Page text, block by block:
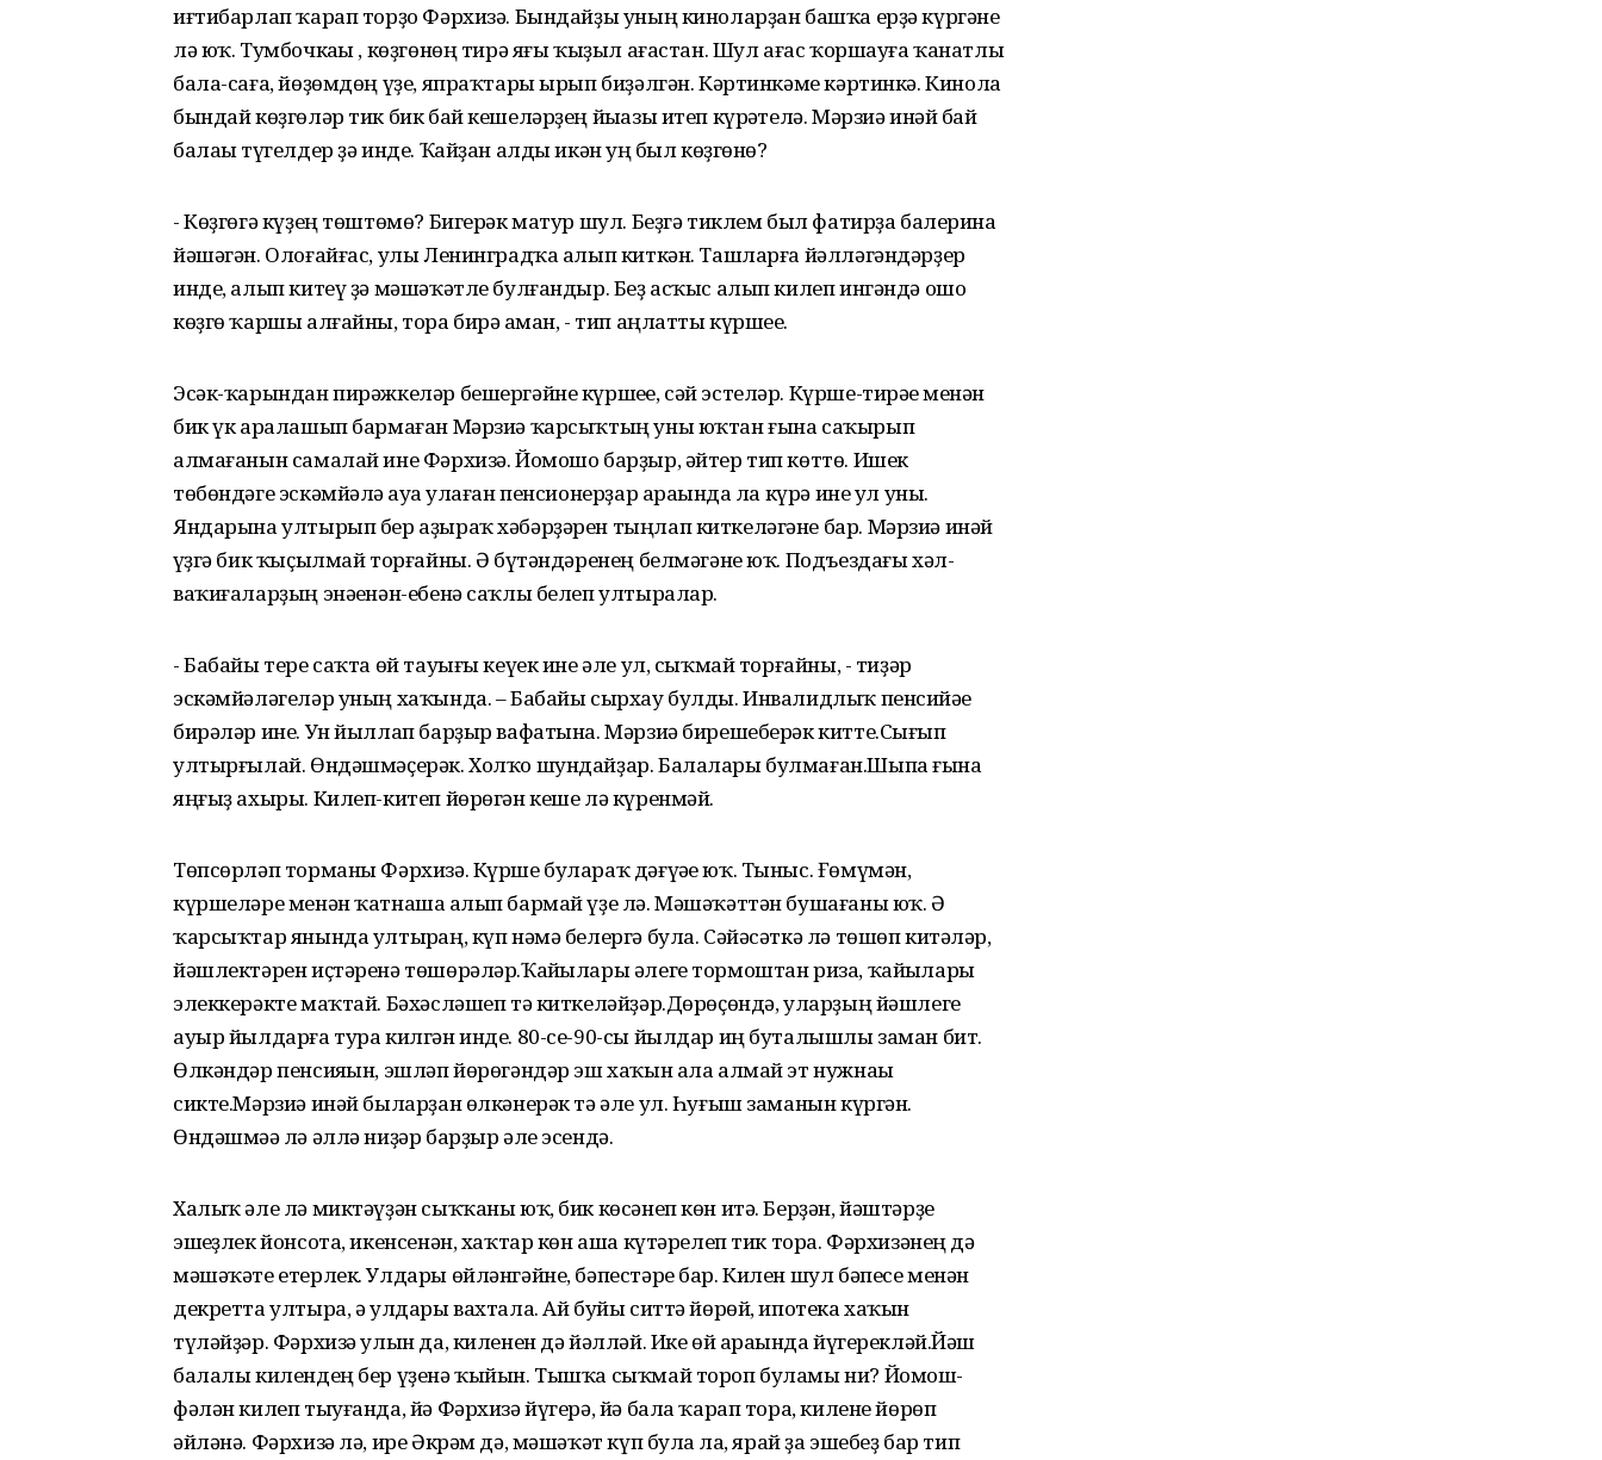
иғтибарлап ҡарап торҙо Фәрхизә. Бындайҙы уның киноларҙан башҡа ерҙә күргәне
лә юҡ. Тумбочкаһы , көҙгөнөң тирә яғы ҡыҙыл ағастан. Шул ағас ҡоршауға ҡанатлы
бала-саға, йөҙөмдөң үҙе, япраҡтары ырып биҙәлгән. Кәртинкәме кәртинкә. Кинола
бындай көҙгөләр тик бик бай кешеләрҙең йыһазы итеп күрһәтелә. Мәрзиә инәй бай
балаһы түгелдер ҙә инде. Ҡайҙан алды икән һуң был көҙгөнө?
- Көҙгөгә күҙең төштөмө? Бигерәк матур шул. Беҙгә тиклем был фатирҙа балерина
йәшәгән. Олоғайғас, улы Ленинградҡа алып киткән. Ташларға йәлләгәндәрҙер
инде, алып китеү ҙә мәшәҡәтле булғандыр. Беҙ асҡыс алып килеп ингәндә ошо
көҙгө ҡаршы алғайны, тора бирә һаман, - тип аңлатты күршеһе.
Эсәк-ҡарындан пирәжкеләр бешергәйне күршеһе, сәй эстеләр. Күрше-тирәһе менән
бик үк аралашып бармаған Мәрзиә ҡарсыҡтың уны юҡтан ғына саҡырып
алмағанын самалай ине Фәрхизә. Йомошо барҙыр, әйтер тип көттө. Ишек
төбөндәге эскәмйәлә һауа һулаған пенсионерҙар араһында ла күрә ине ул уны.
Яндарына ултырып бер аҙыраҡ хәбәрҙәрен тыңлап киткеләгәне бар. Мәрзиә инәй
һүҙгә бик ҡыҫылмай торғайны. Ә бүтәндәренең белмәгәне юҡ. Подъездағы хәл-
ваҡиғаларҙың энәһенән-ебенә саҡлы белеп ултыралар.
- Бабайы тере саҡта өй тауығы кеүек ине әле ул, сыҡмай торғайны, - тиҙәр
эскәмйәләгеләр уның хаҡында. – Бабайы сырхау булды. Инвалидлыҡ пенсийәһе
бирәләр ине. Ун йыллап барҙыр вафатына. Мәрзиә бирешеберәк китте.Сығып
ултырғылай. Өндәшмәҫерәк. Холҡо шундайҙар. Балалары булмаған.Шыпа ғына
яңғыҙ ахыры. Килеп-китеп йөрөгән кеше лә күренмәй.
Төпсөрләп торманы Фәрхизә. Күрше булараҡ дәғүәһе юҡ. Тыныс. Ғөмүмән,
күршеләре менән ҡатнаша һалып бармай үҙе лә. Мәшәҡәттән бушағаны юҡ. Ә
ҡарсыҡтар янында ултырһаң, күп нәмә белергә була. Сәйәсәткә лә төшөп китәләр,
йәшлектәрен иҫтәренә төшөрәләр.Ҡайһылары әлеге тормоштан риза, ҡайһылары
элеккерәкте маҡтай. Бәхәсләшеп тә киткеләйҙәр.Дөрөҫөндә, уларҙың йәшлеге
ауыр йылдарға тура килгән инде. 80-се-90-сы йылдар иң буталышлы заман бит.
Өлкәндәр пенсияһын, эшләп йөрөгәндәр эш хаҡын ала алмай эт нужнаһы
сикте.Мәрзиә инәй быларҙан өлкәнерәк тә әле ул. Һуғыш заманын күргән.
Өндәшмәһә лә әллә ниҙәр барҙыр әле эсендә.
Халыҡ әле лә миктәүҙән сыҡҡаны юҡ, бик көсәнеп көн итә. Берҙән, йәштәрҙе
эшһеҙлек йонсота, икенсенән, хаҡтар көн аша күтәрелеп тик тора. Фәрхизәнең дә
мәшәҡәте етерлек. Улдары өйләнгәйне, бәпестәре бар. Килен шул бәпесе менән
декретта ултыра, ә улдары вахтала. Ай буйы ситтә йөрөй, ипотека хаҡын
түләйҙәр. Фәрхизә улын да, киленен дә йәлләй. Ике өй араһында йүгерекләй.Йәш
балалы килендең бер үҙенә ҡыйын. Тышҡа сыҡмай тороп буламы ни? Йомош-
фәлән килеп тыуғанда, йә Фәрхизә йүгерә, йә бала ҡарап тора, килене йөрөп
әйләнә. Фәрхизә лә, ире Әкрәм дә, мәшәҡәт күп булһа ла, ярай ҙа эшебеҙ бар тип